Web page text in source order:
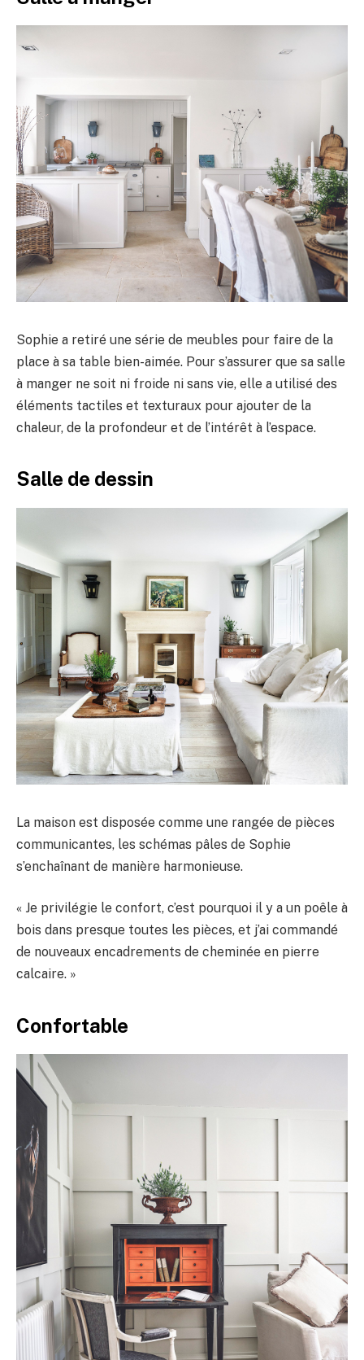
Sophie a retiré une série de meubles pour faire de la
place à sa table bien-aimée. Pour s’assurer que sa salle
à manger ne soit ni froide ni sans vie, elle a utilisé des
éléments tactiles et texturaux pour ajouter de la
chaleur, de la profondeur et de l’intérêt à l’espace.
Salle de dessin
La maison est disposée comme une rangée de pièces
communicantes, les schémas pâles de Sophie
s’enchaînant de manière harmonieuse.
« Je privilégie le confort, c’est pourquoi il y a un poêle à
bois dans presque toutes les pièces, et j’ai commandé
de nouveaux encadrements de cheminée en pierre
calcaire. »
Confortable